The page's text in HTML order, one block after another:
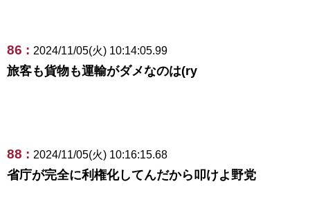
86 : 2024/11/05(火) 10:14:05.99
旅客も貨物も運輸がダメなのは(ry
88 : 2024/11/05(火) 10:16:15.68
省庁が完全に利権化してんだから叩けよ野党